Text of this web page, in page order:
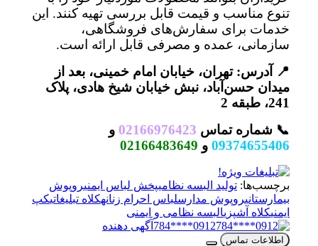
تنوع مناسب و قیمت قابل بررسی تهیه کنند. این
خدمات برای سفارش‌های فروشگاهی،
سازمانی، عمده و مصرفی قابل ارائه است.
📍 آدرس: تهران، خیابان امام خمینی، بعد از
میدان حسن‌آباد، نبش خیابان شیخ هادی، پلاک
📞 شماره تماس02166976423 و
09374655406 و02166483649
برچسب‌ها:تولید البسه نظامی پخش لباس ایمنی روپوش
بیمارستانی روپوش مدارسلباس احرام زنانهکلاه تبلیغاتیکپ
کلاه آشپزی البسه نظامی و ایمنی
0912****784
آگهی دهنده
اطلاعات تماس